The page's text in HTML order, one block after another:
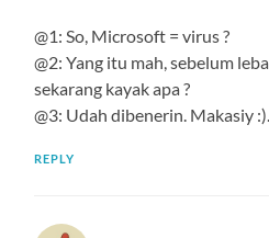
@1: So, Microsoft = virus ?
@2: Yang itu mah, sebelum
sekarang kayak apa ?
@3: Udah dibenerin. Makasiy :).
REPLY